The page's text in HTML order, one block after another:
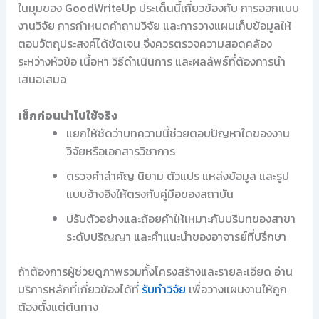
ในมุมของ GoodWriteUp ประเด็นนี้เกี่ยวข้องกับ การออกแบบ
งานวิจัย การกำหนดคำถามวิจัย และการวางแผนเก็บข้อมูลให้
ตอบวัตถุประสงค์ได้ชัดเจน จึงควรตรวจความสอดคล้อง
ระหว่างหัวข้อ เนื้อหา วิธีดำเนินการ และผลลัพธ์ที่ต้องการนำ
เสนอเสมอ
เช็กก่อนนำไปใช้จริง
แยกให้ชัดว่าบทความนี้ช่วยตอบปัญหาใดของงาน
วิจัยหรือเอกสารวิชาการ
ตรวจคำสำคัญ นิยาม ตัวแปร แหล่งข้อมูล และรูป
แบบอ้างอิงให้ตรงกับคู่มือของสถาบัน
ปรับตัวอย่างและถ้อยคำให้เหมาะกับบริบทของสาขา
ระดับปริญญา และคำแนะนำของอาจารย์ที่ปรึกษา
ถ้าต้องการผู้ช่วยดูภาพรวมทั้งโครงสร้างและรายละเอียด อ่าน
บริการหลักที่เกี่ยวข้องได้ที่ รับทำวิจัย เพื่อวางแผนงานให้ถูก
ต้องตั้งแต่ต้นทาง